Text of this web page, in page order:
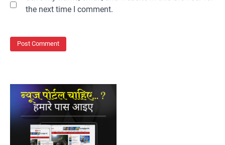
the next time I comment.